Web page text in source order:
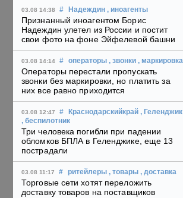
03.08 14:38 # Надеждин , иноагенты
Признанный иноагентом Борис
Надеждин улетел из России и постит
свои фото на фоне Эйфелевой башни
03.08 14:14 # операторы , звонки , маркировка
Операторы перестали пропускать
звонки без маркировки, но платить за
них все равно приходится
03.08 12:47 # Краснодарскийкрай , Геленджик
, беспилотник
Три человека погибли при падении
обломков БПЛА в Геленджике, еще 13
пострадали
03.08 11:17 # ритейлеры , товары , доставка
Торговые сети хотят переложить
доставку товаров на поставщиков